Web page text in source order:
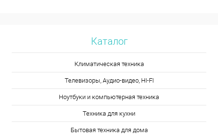
Каталог
Климатическая техника
Телевизоры, Аудио-видео, HI-FI
Ноутбуки и компьютерная техника
Техника для кухни
Бытовая техника для дома